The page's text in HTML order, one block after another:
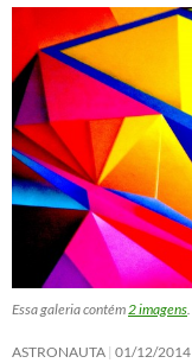
Essa galeria contém2 imagens.
ASTRONAUTA 01/12/2014